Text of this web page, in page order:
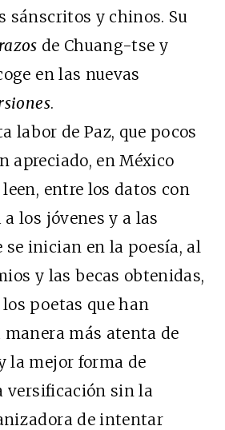
sánscritos y chinos. Su
de Chuang-tse y
en las nuevas
.
labor de Paz, que pocos
apreciado, en México
entre los datos con
a los jóvenes y a las
se inician en la poesía, al
y las becas obtenidas,
poetas que han
más atenta de
la mejor forma de
versificación sin la
de intentar